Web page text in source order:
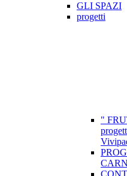
GLI SPAZI
progetti
"